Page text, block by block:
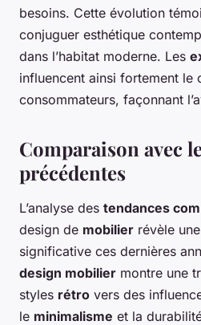
besoins. Cette évolution
conjuguer esthétique
dans l’habitat moderne. Les
influencent ainsi fortement le
consommateurs, façonnant
Comparaison avec
précédentes
L’analyse des tendances
design de mobilier révèle
significative ces dernières
design mobilier montre une
styles rétro vers des
le minimalisme et la